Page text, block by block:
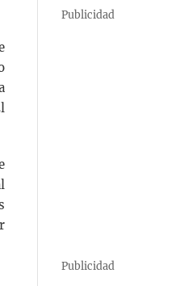
Publicidad
Publicidad